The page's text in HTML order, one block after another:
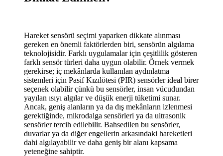
Hareket sensörü seçimi yaparken dikkate alınması
gereken en önemli faktörlerden biri, sensörün algılama
teknolojisidir. Farklı uygulamalar için çeşitlilik gösteren
farklı sensör türleri daha uygun olabilir. Örnek vermek
gerekirse; iç mekânlarda kullanılan aydınlatma
sistemleri için Pasif Kızılötesi (PIR) sensörler ideal birer
seçenek olabilir çünkü bu sensörler, insan vücudundan
yayılan ısıyı algılar ve düşük enerji tüketimi sunar.
Ancak, geniş alanların ya da dış mekânların izlenmesi
gerektiğinde, mikrodalga sensörleri ya da ultrasonik
sensörler tercih edilebilir. Bahsedilen bu sensörler,
duvarlar ya da diğer engellerin arkasındaki hareketleri
dahi algılayabilir ve daha geniş bir alanı kapsama
yeteneğine sahiptir.